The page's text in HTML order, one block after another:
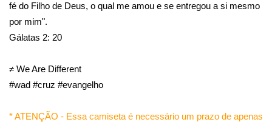
fé do Filho de Deus, o qual me amou e se entregou a si mesmo
por mim".
Gálatas 2: 20
≠ We Are Different
#wad #cruz #evangelho
* ATENÇÃO - Essa camiseta é necessário um prazo de apenas